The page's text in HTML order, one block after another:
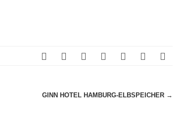
GINN HOTEL HAMBURG-ELBSPEICHER →